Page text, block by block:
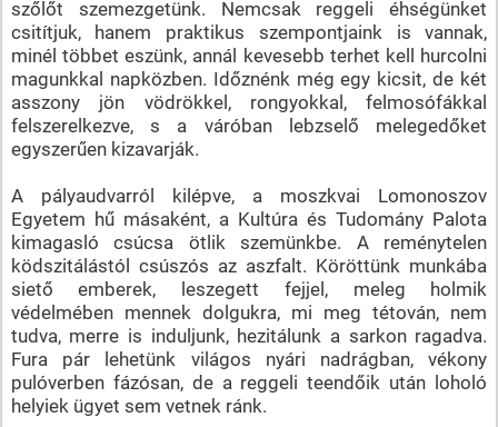
szőlőt szemezgetünk. Nemcsak reggeli éhségünket
csitítjuk, hanem praktikus szempontjaink is vannak,
minél többet eszünk, annál kevesebb terhet kell hurcolni
magunkkal napközben. Időznénk még egy kicsit, de két
asszony jön vödrökkel, rongyokkal, felmosófákkal
felszerelkezve, s a váróban lebzselő melegedőket
egyszerűen kizavarják.
A pályaudvarról kilépve, a moszkvai Lomonoszov
Egyetem hű másaként, a Kultúra és Tudomány Palota
kimagasló csúcsa ötlik szemünkbe. A reménytelen
ködszitálástól csúszós az aszfalt. Köröttünk munkába
siető emberek, leszegett fejjel, meleg holmik
védelmében mennek dolgukra, mi meg tétován, nem
tudva, merre is induljunk, hezitálunk a sarkon ragadva.
Fura pár lehetünk világos nyári nadrágban, vékony
pulóverben fázósan, de a reggeli teendőik után loholó
helyiek ügyet sem vetnek ránk.